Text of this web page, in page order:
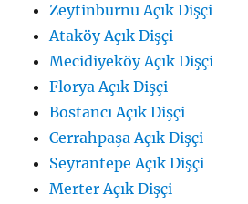
Zeytinburnu Açık Dişçi
Ataköy Açık Dişçi
Mecidiyeköy Açık Dişçi
Florya Açık Dişçi
Bostancı Açık Dişçi
Cerrahpaşa Açık Dişçi
Seyrantepe Açık Dişçi
Merter Açık Dişçi